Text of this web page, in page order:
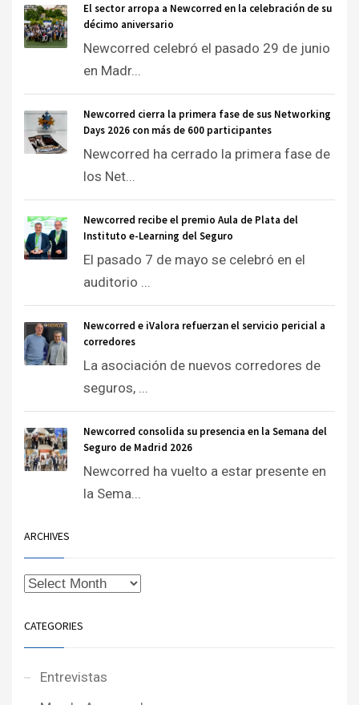
El sector arropa a Newcorred en la celebración de su
décimo aniversario
Newcorred celebró el pasado 29 de junio
en Madr...
Newcorred cierra la primera fase de sus Networking
Days 2026 con más de 600 participantes
Newcorred ha cerrado la primera fase de
los Net...
Newcorred recibe el premio Aula de Plata del
Instituto e-Learning del Seguro
El pasado 7 de mayo se celebró en el
auditorio ...
Newcorred e iValora refuerzan el servicio pericial a
corredores
La asociación de nuevos corredores de
seguros, ...
Newcorred consolida su presencia en la Semana del
Seguro de Madrid 2026
Newcorred ha vuelto a estar presente en
la Sema...
ARCHIVES
CATEGORIES
Entrevistas